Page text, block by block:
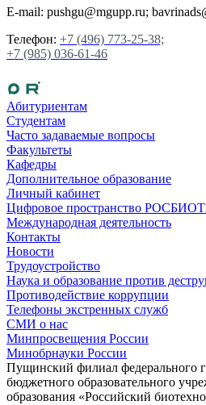
E-mail: pushgu@mgupp.ru;
Телефон: +7 (496) 773-25-38;
+7 (985) 036-61-46
Абитуриентам
Студентам
Часто задаваемые вопросы
Факультеты
Кафедры
Дополнительное образование
Личный кабинет
Цифровое пространство
Международная деятельность
Контакты
Новости
Трудоустройство
Наука и образование против
Противодействие коррупции
Телефоны экстренных служб
СМИ о нас
Минпросвещения России
Минобрнауки России
Пущинский филиал федерального
бюджетного образовательного
образования «Российский